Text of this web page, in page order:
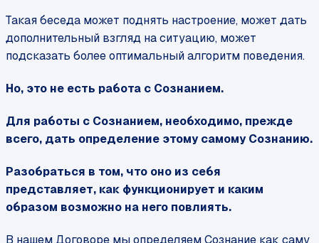
Такая беседа может поднять настроение, может дать
дополнительный взгляд на ситуацию, может
подсказать более оптимальный алгоритм поведения.
Но, это не есть работа с Сознанием.
Для работы с Сознанием, необходимо, прежде
всего, дать определение этому самому Сознанию.
Разобраться в том, что оно из себя
представляет, как функционирует и каким
образом возможно на него повлиять.
В нашем Договоре мы определяем Сознание как саму